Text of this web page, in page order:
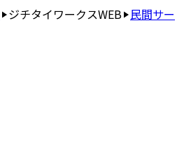
ジチタイワークスWEB 民間サー